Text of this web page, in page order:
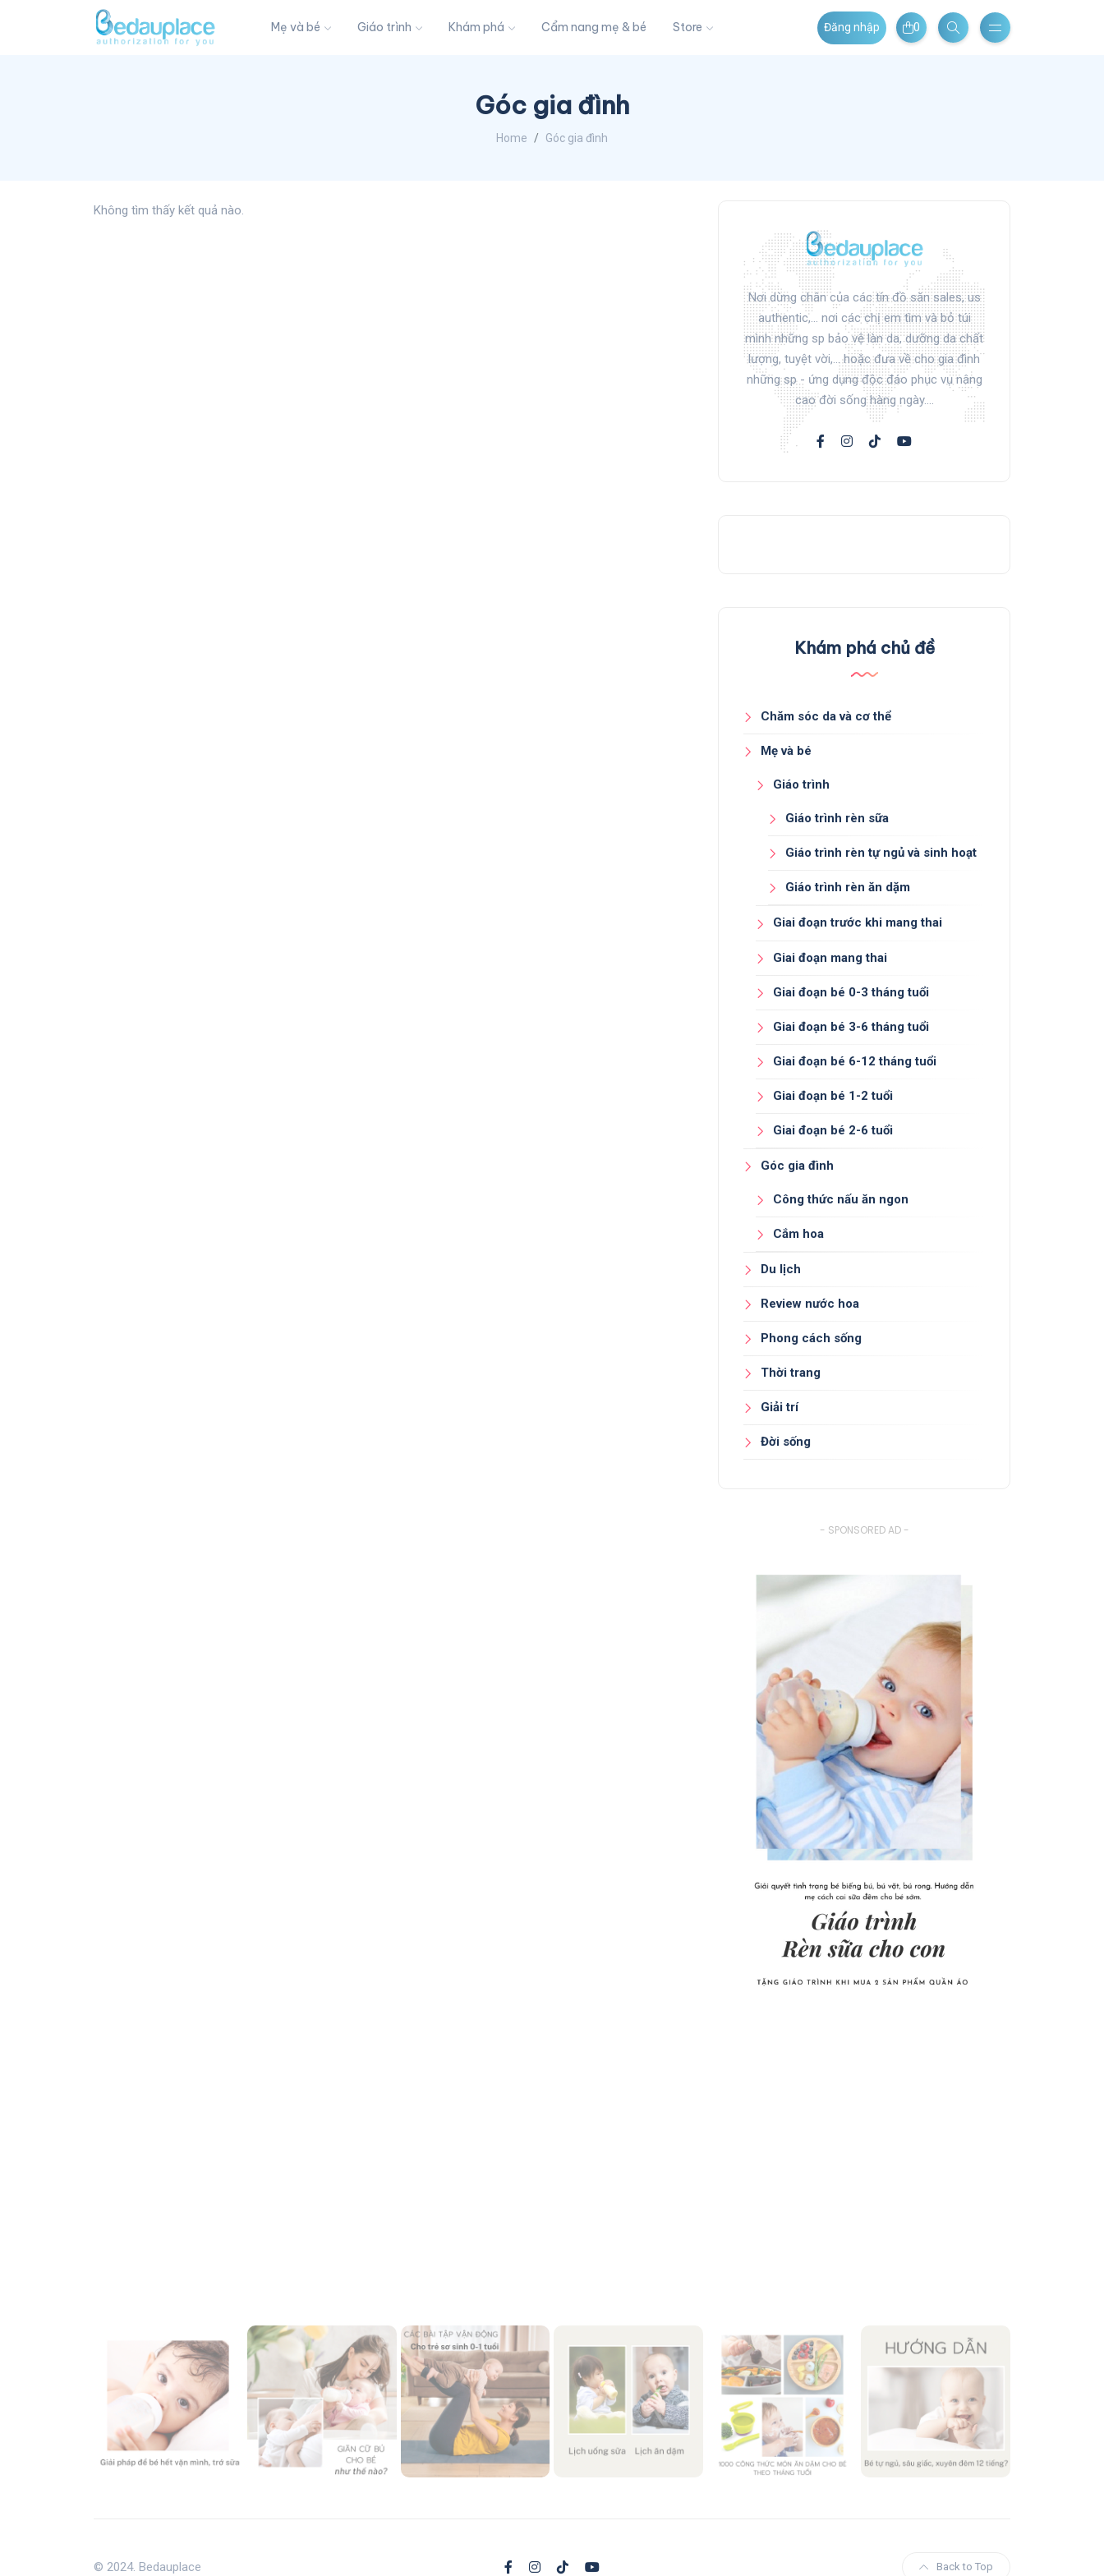
Mẹ và bé Giáo trình Khám phá Cẩm nang mẹ & bé Store Đăng nhập 0
Góc gia đình
Home Góc gia đình
Không tìm thấy kết quả nào.
Nơi dừng chân của các tín đồ săn sales, us
authentic,... nơi các chị em tìm và bỏ túi
mình những sp bảo vệ làn da, dưỡng da chất
lượng, tuyệt vời,... hoặc đưa về cho gia đình
những sp - ứng dụng độc đáo phục vụ nâng
cao đời sống hàng ngày....
Khám phá chủ đề
Chăm sóc da và cơ thể
Mẹ và bé
Giáo trình
Giáo trình rèn sữa
Giáo trình rèn tự ngủ và sinh hoạt
Giáo trình rèn ăn dặm
Giai đoạn trước khi mang thai
Giai đoạn mang thai
Giai đoạn bé 0-3 tháng tuổi
Giai đoạn bé 3-6 tháng tuổi
Giai đoạn bé 6-12 tháng tuổi
Giai đoạn bé 1-2 tuổi
Giai đoạn bé 2-6 tuổi
Góc gia đình
Công thức nấu ăn ngon
Cắm hoa
Du lịch
Review nước hoa
Phong cách sống
Thời trang
Giải trí
Đời sống
- SPONSORED AD -
© 2024. Bedauplace Back to Top